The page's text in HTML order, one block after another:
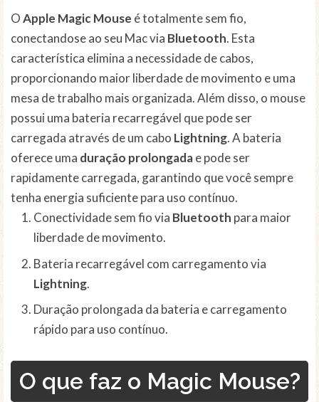
OApple Magic Mouse é totalmente sem fio,
conectandose ao seu Mac via Bluetooth. Esta
característica elimina a necessidade de cabos,
proporcionando maior liberdade de movimento e uma
mesa de trabalho mais organizada. Além disso, o mouse
possui uma bateria recarregável que pode ser
carregada através de um cabo Lightning. A bateria
oferece uma duração prolongadae pode ser
rapidamente carregada, garantindo que você sempre
tenha energia suficiente para uso contínuo.
Conectividade sem fio via Bluetooth para maior
liberdade de movimento.
Bateria recarregável com carregamento via
Lightning.
Duração prolongada da bateria e carregamento
rápido para uso contínuo.
O que faz o Magic Mouse?